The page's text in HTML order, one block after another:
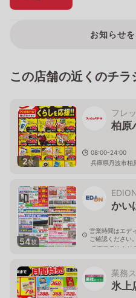
お知らせ
この店舗の近くのチラ
2枚
フレ
柏原
08:00-24:00
兵庫県丹波市柏
54枚
EDION
かい
営業時間はエデ
ご確認ください。
兵庫県丹波市柏
業務
氷上